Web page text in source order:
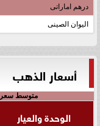
درهم اماراتى
اليوان الصينى
أسعار الذهب
متوسط سعر
الوحدة والعيار